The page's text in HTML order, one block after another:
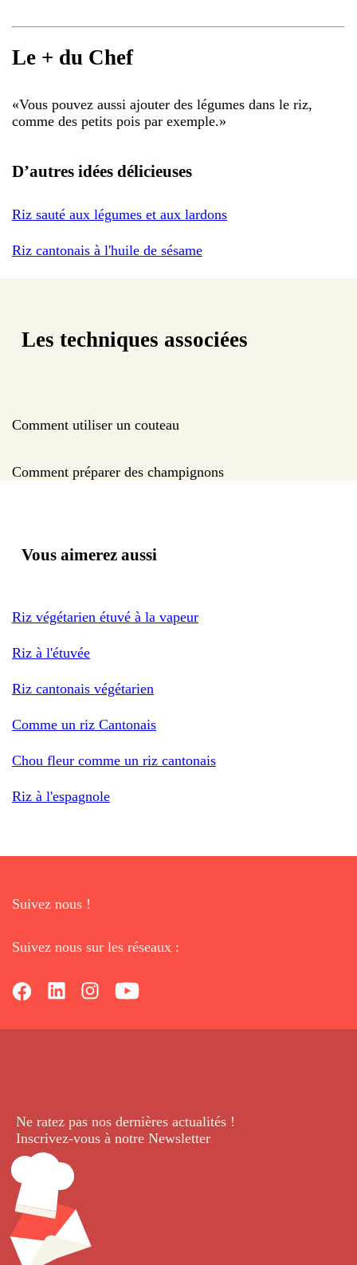
Le + du Chef
«Vous pouvez aussi ajouter des légumes dans le riz,
comme des petits pois par exemple.»
D’autres idées délicieuses
Riz sauté aux légumes et aux lardons
Riz cantonais à l'huile de sésame
Les techniques associées
Comment utiliser un couteau
Comment préparer des champignons
Vous aimerez aussi
Riz végétarien étuvé à la vapeur
Riz à l'étuvée
Riz cantonais végétarien
Comme un riz Cantonais
Chou fleur comme un riz cantonais
Riz à l'espagnole
Suivez nous !
Suivez nous sur les réseaux :
Ne ratez pas nos dernières actualités !
Inscrivez-vous à notre Newsletter.